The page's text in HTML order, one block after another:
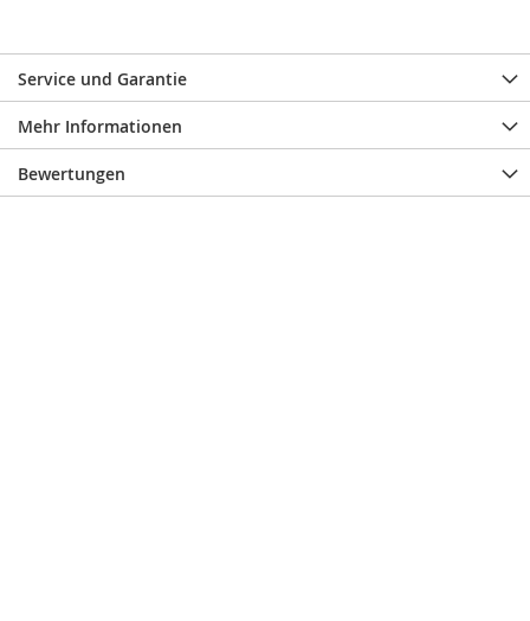
Service und Garantie
Mehr Informationen
Bewertungen